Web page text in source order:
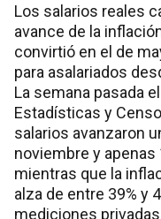
Los salarios reales
avance de la
convirtió en el de
para asalariados
La semana pasada
Estadísticas y
salarios avanzaron
noviembre y
mientras que la
alza de entre 39% y
mediciones